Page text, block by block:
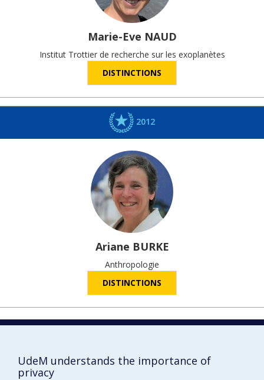
Marie-Eve NAUD
Institut Trottier de recherche sur les exoplanètes
DISTINCTIONS
2012
Ariane BURKE
Anthropologie
DISTINCTIONS
Plan du site|Accessibilité
UdeM understands the importance of
privacy